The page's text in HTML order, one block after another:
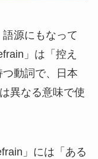
源にもなって
」は「控え
動詞で、日本
異なる意味で使
」には「ある